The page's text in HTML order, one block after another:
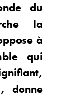
du
la
à
qui
donne